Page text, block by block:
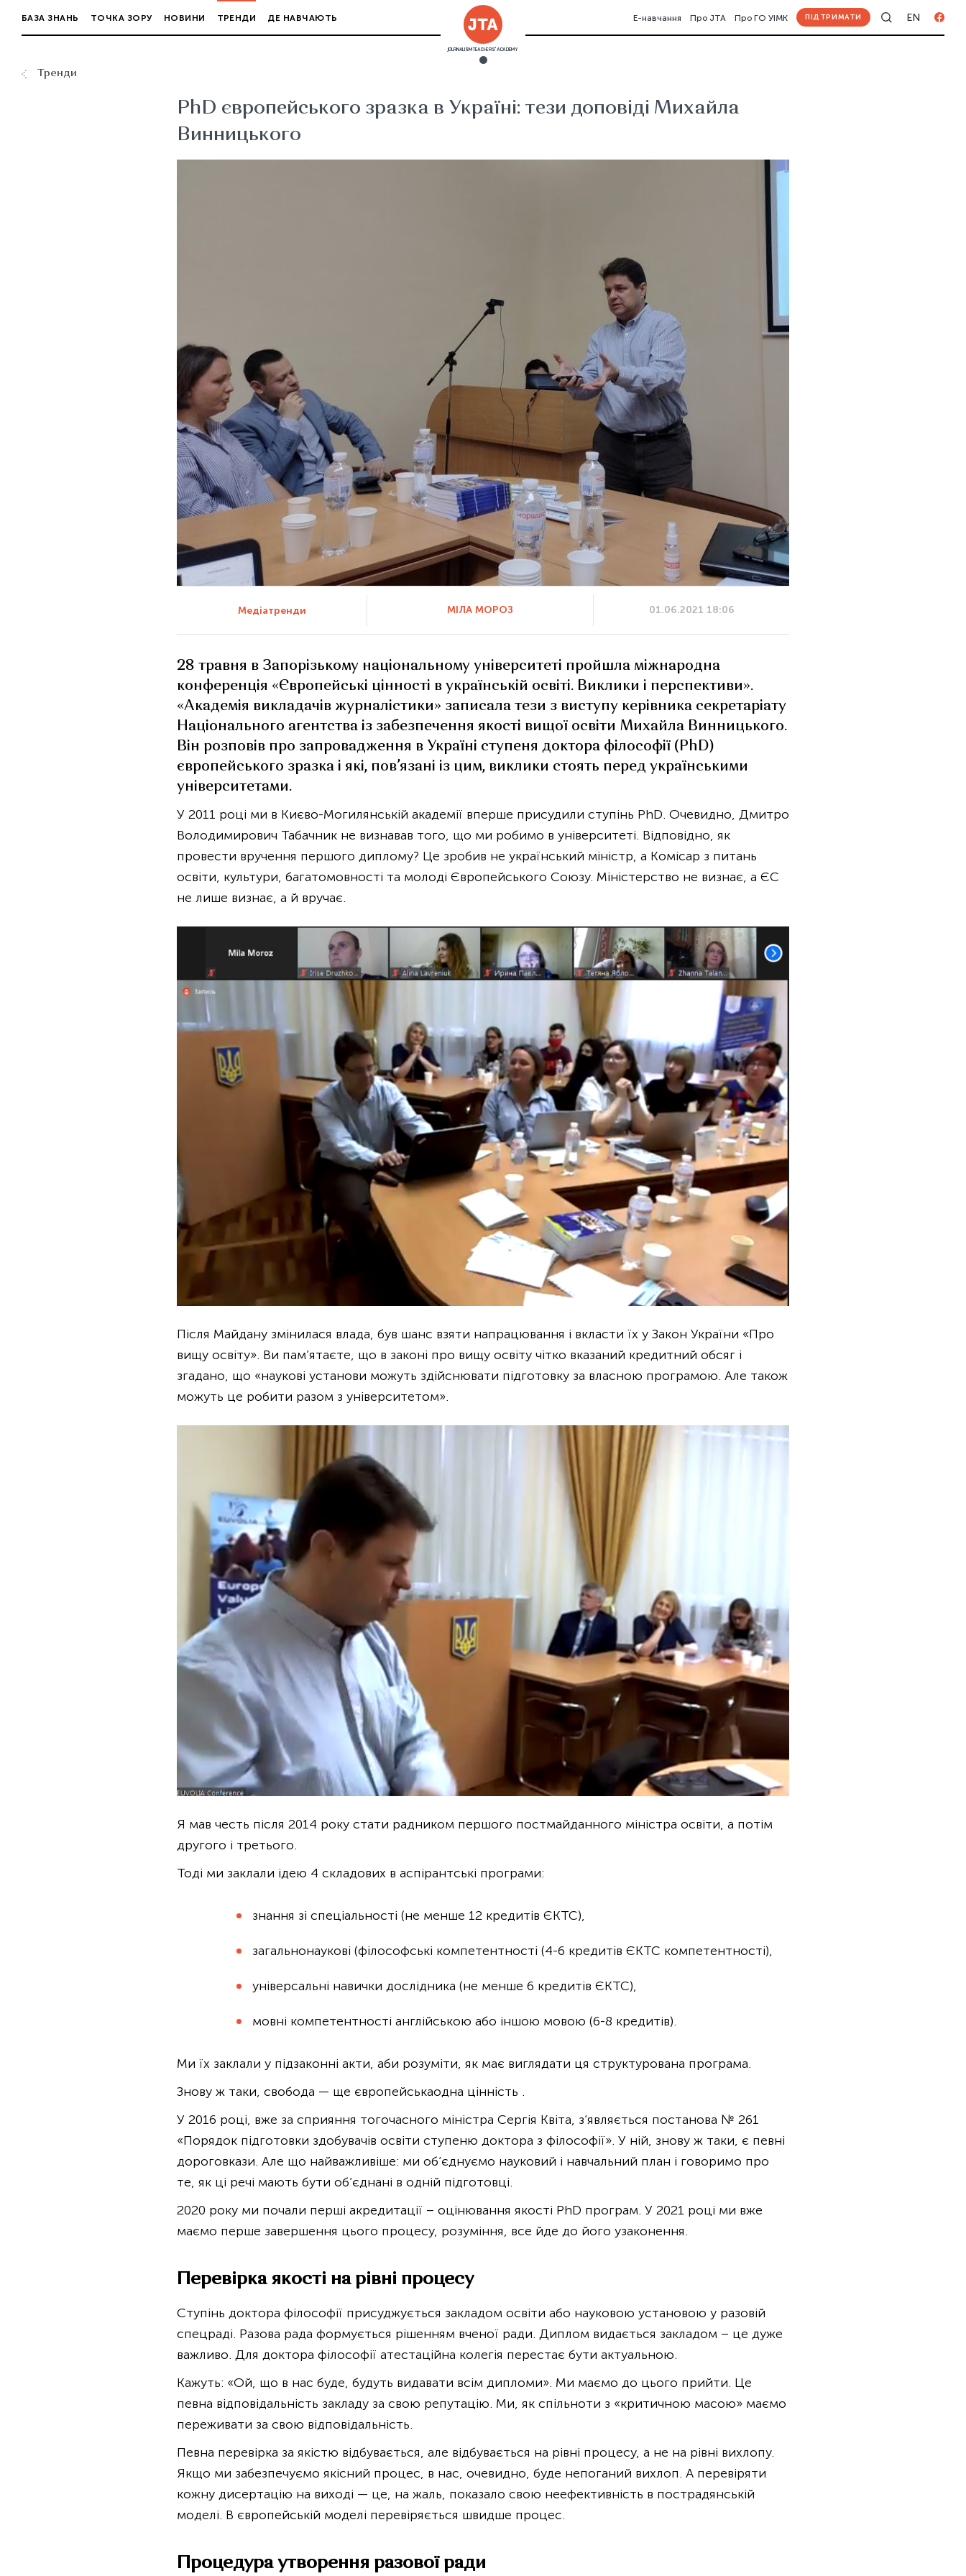
БАЗА ЗНАНЬ ТОЧКА ЗОРУ НОВИНИ ТРЕНДИ ДЕ НАВЧАЮТЬ
JOURNALISM TEACHERS' ACADEMY
Е-навчання Про JTA Про ГО УІМК ПІДТРИМАТИ EN
Тренди
PhD європейського зразка в Україні: тези доповіді Михайла
Винницького
Медіатренди МІЛА МОРОЗ 01.06.2021 18:06
28 травня в Запорізькому національному університеті пройшла міжнародна
конференція «Європейські цінності в українській освіті. Виклики і перспективи».
«Академія викладачів журналістики» записала тези з виступу керівника секретаріату
Національного агентства із забезпечення якості вищої освіти Михайла Винницького.
Він розповів про запровадження в Україні ступеня доктора філософії (PhD)
європейського зразка і які, пов’язані із цим, виклики стоять перед українськими
університетами.
У 2011 році ми в Києво-Могилянській академії вперше присудили ступінь PhD. Очевидно, Дмитро
Володимирович Табачник не визнавав того, що ми робимо в університеті. Відповідно, як
провести вручення першого диплому? Це зробив не український міністр, а Комісар з питань
освіти, культури, багатомовності та молоді Європейського Союзу. Міністерство не визнає, а ЄС
не лише визнає, а й вручає.
Після Майдану змінилася влада, був шанс взяти напрацювання і вкласти їх у Закон України «Про
вищу освіту». Ви пам’ятаєте, що в законі про вищу освіту чітко вказаний кредитний обсяг і
згадано, що «наукові установи можуть здійснювати підготовку за власною програмою. Але також
можуть це робити разом з університетом».
Я мав честь після 2014 року стати радником першого постмайданного міністра освіти, а потім
другого і третього.
Тоді ми заклали ідею 4 складових в аспірантські програми:
знання зі спеціальності (не менше 12 кредитів ЄКТС),
загальнонаукові (філософські компетентності (4-6 кредитів ЄКТС компетентності),
універсальні навички дослідника (не менше 6 кредитів ЄКТС),
мовні компетентності англійською або іншою мовою (6-8 кредитів).
Ми їх заклали у підзаконні акти, аби розуміти, як має виглядати ця структурована програма.
Знову ж таки, свобода — ще європейськаодна цінність .
У 2016 році, вже за сприяння тогочасного міністра Сергія Квіта, з’являється постанова № 261
«Порядок підготовки здобувачів освіти ступеню доктора з філософії». У ній, знову ж таки, є певні
дороговкази. Але що найважливіше: ми об’єднуємо науковий і навчальний план і говоримо про
те, як ці речі мають бути об’єднані в одній підготовці.
2020 року ми почали перші акредитації – оцінювання якості PhD програм. У 2021 році ми вже
маємо перше завершення цього процесу, розуміння, все йде до його узаконення.
Перевірка якості на рівні процесу
Ступінь доктора філософії присуджується закладом освіти або науковою установою у разовій
спецраді. Разова рада формується рішенням вченої ради. Диплом видається закладом – це дуже
важливо. Для доктора філософії атестаційна колегія перестає бути актуальною.
Кажуть: «Ой, що в нас буде, будуть видавати всім дипломи». Ми маємо до цього прийти. Це
певна відповідальність закладу за свою репутацію. Ми, як спільноти з «критичною масою» маємо
переживати за свою відповідальність.
Певна перевірка за якістю відбувається, але відбувається на рівні процесу, а не на рівні вихлопу.
Якщо ми забезпечуємо якісний процес, в нас, очевидно, буде непоганий вихлоп. А перевіряти
кожну дисертацію на виході — це, на жаль, показало свою неефективність в пострадянській
моделі. В європейській моделі перевіряється швидше процес.
Процедура утворення разової ради